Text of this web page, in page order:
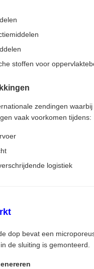
stoffen voor
zendingen waarbij
vaak voorkomen tijdens:
logistiek
dop bevat een
de sluiting is gemonteerd.